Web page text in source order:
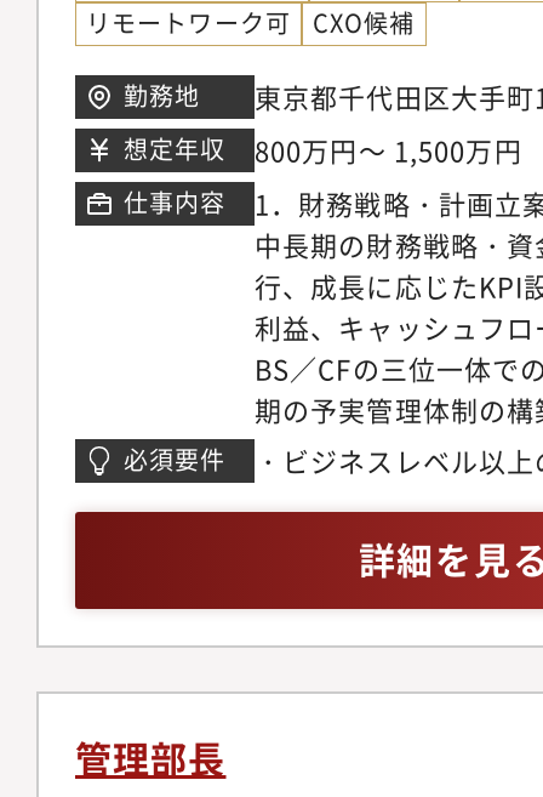
リモートワーク可
CXO候補
勤務地
東京都千代田区大手
Spaces大手町 雇用は
本、マレーシア（出
想定年収 800万円～ 1,500万円
仕事内容
1．財務戦略・計画立
中長期の財務戦略・
行、成長に応じたKPI
利益、キャッシュフ
BS／CFの三位一体で
期の予実管理体制の
分析、ギャップ解消
業・成長戦略の数字
略・施策の定量的シ
ク・比較分析を通じ
例：販路拡大戦略に
Economics」や「
必須要件
・ビジネスレベル以
経営企画等の実務お
（予実管理・資金繰
など投資家リレーシ
詳細を見
管理部長